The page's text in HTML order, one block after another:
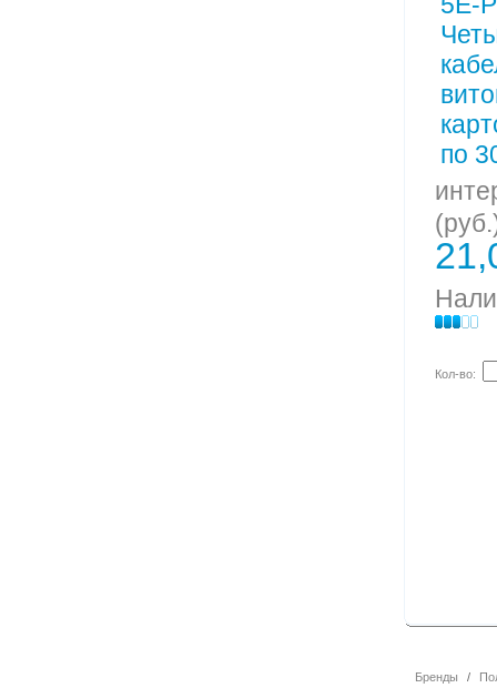
Кол-во:
Бренды /